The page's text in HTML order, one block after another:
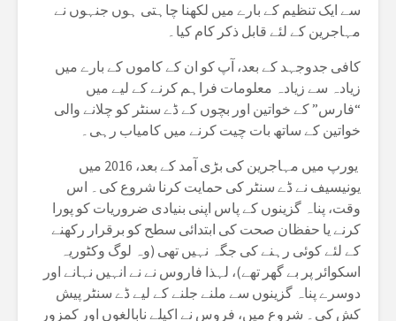
سے ایک تنظیم کے بارے میں لکھنا چاہتی ہوں جنہوں نے
مہاجرین کے لئے قابل ذکر کام کیا۔
کافی جدوجہد کے بعد، آپ کو ان کے کاموں کے بارے میں
زیادہ سے زیادہ معلومات فراہم کرنے کے لیے میں
“فارس” کے خواتین اور بچوں کے ڈے سنٹر کو چلانے والی
خواتین کے ساتھ بات چیت کرنے میں کامیاب رہی۔
یورپ میں مہاجرین کی بڑی آمد کے بعد، 2016 میں
یونیسیف نے ڈے سنٹر کی حمایت کرنا شروع کی۔ اس
وقت، پناہ گزینوں کے پاس اپنی بنیادی ضروریات کو پورا
کرنے یا حفظان صحت کی ابتدائی سطح کو برقرار رکھنے
کے لئے کوئی رہنے کی جگہ نہیں تھی (وہ لوگ وکٹوریہ
اسکوائر پر بے گھر تھے)، لہذا فاروس نے نے انہیں نہانے اور
دوسرے پناہ گزینوں سے ملنے جلنے کے لیے ڈے سنٹر پیش
کش کی۔ شروع میں، فروس نے اکیلے نابالغوں اور کمزور